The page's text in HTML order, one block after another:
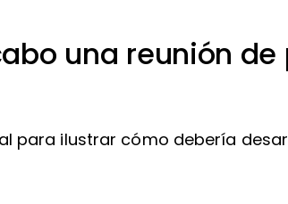
una reunión
para ilustrar cómo debería